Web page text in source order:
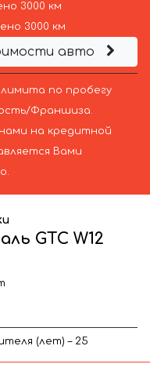
3000 км
3000 км
авто
по пробегу
Франшиза.
на кредитной
Вами
GTC W12
(лет) – 25